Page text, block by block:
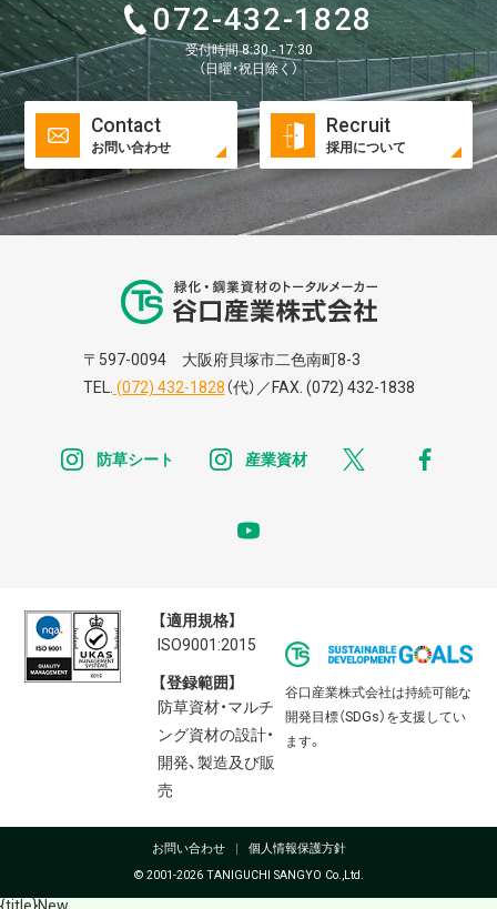
072-432-1828
受付時間 8:30 - 17:30
（日曜・祝日除く）
Contact
お問い合わせ
Recruit
採用について
谷口株式株式会
〒597-0094 大阪府貝塚市二色南町8-3
TEL. (072) 432-1828（代）／FAX. (072) 432-1838
防草シート
産業資材
【適用規格】
ISO9001:2015
【登録範囲】
防草資材・マルチ
ング資材の設計・
開発、製造及び販
売
谷口産業株式会社は持続可能な
開発目標（SDGs）を支援してい
ます。
お問い合わせ
個人情報保護方針
© 2001-2026 TANIGUCHI SANGYO Co.,Ltd.